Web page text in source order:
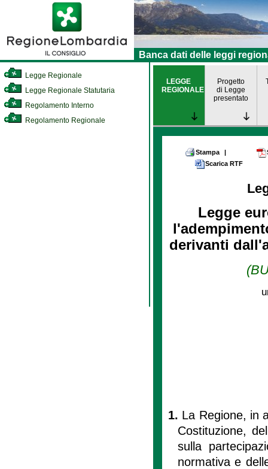
Banca dati delle leggi
Legge Regionale
Legge Regionale Statutaria
Regolamento Interno
Regolamento Regionale
LEGGE
REGIONALE
Progetto
di Legge
presentato
Stampa |
Scarica RTF
Legge
derivanti
1. La Regione, in
Costituzione,
sulla
normativa e